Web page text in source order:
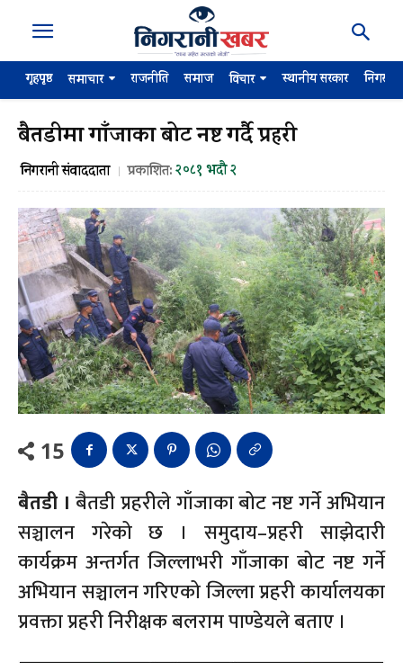
गृहपृष्ठ समाचार राजनीति समाज विचार स्थानीय सरकार
बैतडीमा गाँजाका बोट नष्ट गर्दै प्रहरी
निगरानी संवाददाता प्रकाशित:२०८१ भदौ २
15
बैतडी । बैतडी प्रहरीले गाँजाका बोट नष्ट गर्ने अभियान
सञ्चालन गरेको छ । समुदाय–प्रहरी साझेदारी
कार्यक्रम अन्तर्गत जिल्लाभरी गाँजाका बोट नष्ट गर्ने
अभियान सञ्चालन गरिएको जिल्ला प्रहरी कार्यालयका
प्रवक्ता प्रहरी निरीक्षक बलराम पाण्डेयले बताए ।